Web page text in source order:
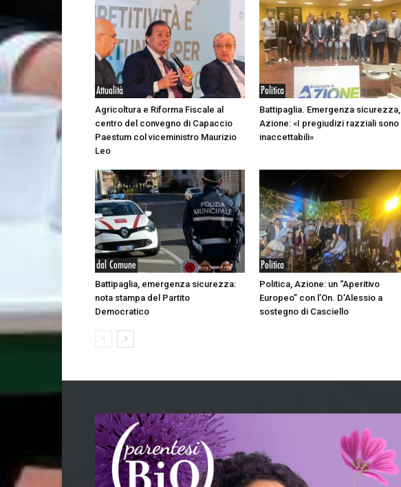
Attualità
Agricoltura e Riforma Fiscale al
centro del convegno di Capaccio
Paestum col viceministro Maurizio
Leo
Politica
Battipaglia. Emergenza sicurezza,
Azione: «I pregiudizi razziali sono
inaccettabili»
dal Comune
Battipaglia, emergenza sicurezza:
nota stampa del Partito
Democratico
Politica
Politica, Azione: un “Aperitivo
Europeo” con l’On. D’Alessio a
sostegno di Casciello